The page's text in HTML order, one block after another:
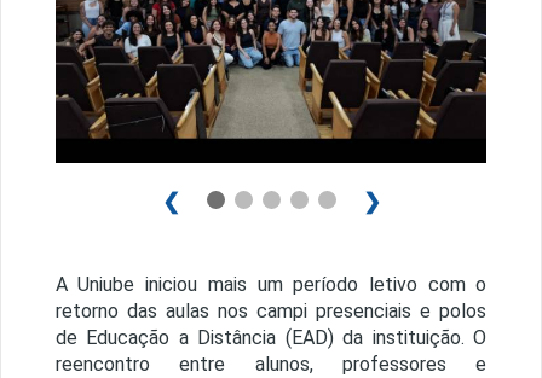
❮ ❯
A Uniube iniciou mais um período letivo com o
retorno das aulas nos campi presenciais e polos
de Educação a Distância (EAD) da instituição. O
reencontro entre alunos, professores e